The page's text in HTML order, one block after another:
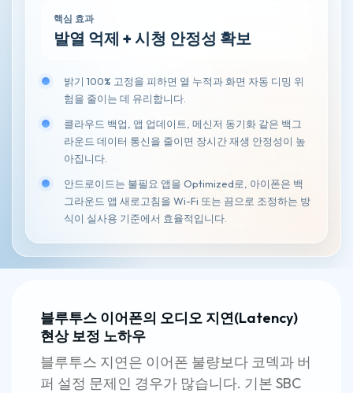
핵심 효과
발열 억제 + 시청 안정성 확보
밝기 100% 고정을 피하면 열 누적과 화면 자동 디밍 위
험을 줄이는 데 유리합니다.
클라우드 백업, 앱 업데이트, 메신저 동기화 같은 백그
라운드 데이터 통신을 줄이면 장시간 재생 안정성이 높
아집니다.
안드로이드는 불필요 앱을 Optimized로, 아이폰은 백
그라운드 앱 새로고침을 Wi-Fi 또는 끔으로 조정하는 방
식이 실사용 기준에서 효율적입니다.
블루투스 이어폰의 오디오 지연(Latency)
현상 보정 노하우
블루투스 지연은 이어폰 불량보다 코덱과 버
퍼 설정 문제인 경우가 많습니다. 기본 SBC